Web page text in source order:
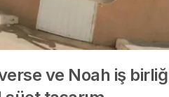
ve Noah iş